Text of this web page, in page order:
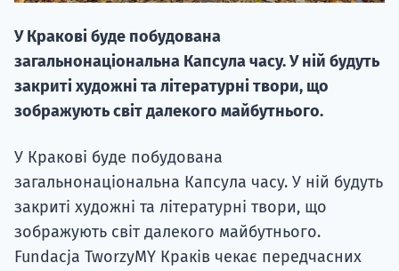
У Кракові буде побудована
загальнонаціональна Капсула часу. У ній будуть
закриті художні та літературні твори, що
зображують світ далекого майбутнього.
У Кракові буде побудована
загальнонаціональна Капсула часу. У ній будуть
закриті художні та літературні твори, що
зображують світ далекого майбутнього.
Fundacja TworzyMY Краків чекає передчасних